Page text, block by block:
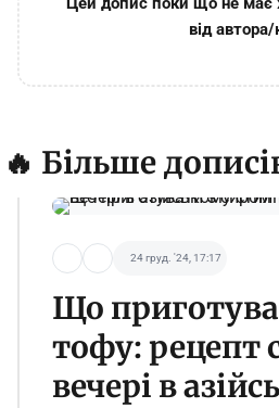
від
🔥 Більше
24 груд. '24, 17:17
Що
тофу: рецепт
вечері в